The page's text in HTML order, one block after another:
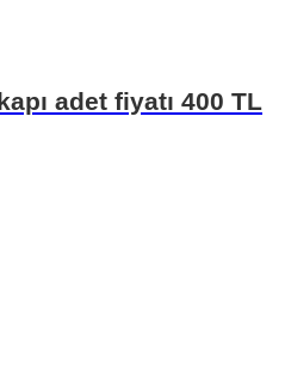
adet fiyatı 400 TL